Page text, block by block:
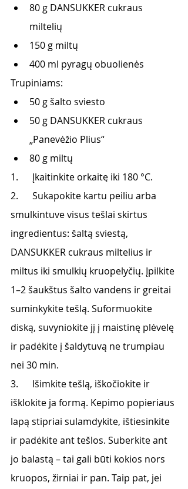
80 g DANSUKKER cukraus
miltelių
150 g miltų
400 ml pyragų obuolienės
Trupiniams:
50 g šalto sviesto
50 g DANSUKKER cukraus
„Panevėžio Plius“
80 g miltų
1.      Įkaitinkite orkaitę iki 180 °C.
2.      Sukapokite kartu peiliu arba
smulkintuve visus tešlai skirtus
ingredientus: šaltą sviestą,
DANSUKKER cukraus miltelius ir
miltus iki smulkių kruopelyčių. Įpilkite
1–2 šaukštus šalto vandens ir greitai
suminkykite tešlą. Suformuokite
diską, suvyniokite jį į maistinę plėvelę
ir padėkite į šaldytuvą ne trumpiau
nei 30 min.
3.      Išimkite tešlą, iškočiokite ir
išklokite ja formą. Kepimo popieriaus
lapą stipriai sulamdykite, ištiesinkite
ir padėkite ant tešlos. Suberkite ant
jo balastą – tai gali būti kokios nors
kruopos, žirniai ir pan. Taip pat, jei